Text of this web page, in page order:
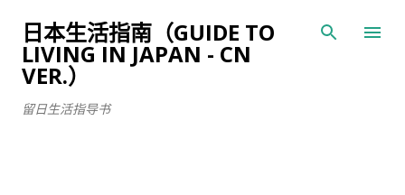
跳至主要内容
日本生活指南（GUIDE TO
LIVING IN JAPAN - CN
VER.）
留日生活指导书